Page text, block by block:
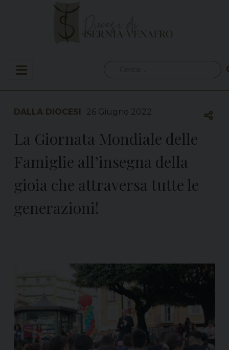
per:
DALLA DIOCESI 26 Giugno 2022
La Giornata Mondiale delle
Famiglie all’insegna della
gioia che attraversa tutte le
generazioni!